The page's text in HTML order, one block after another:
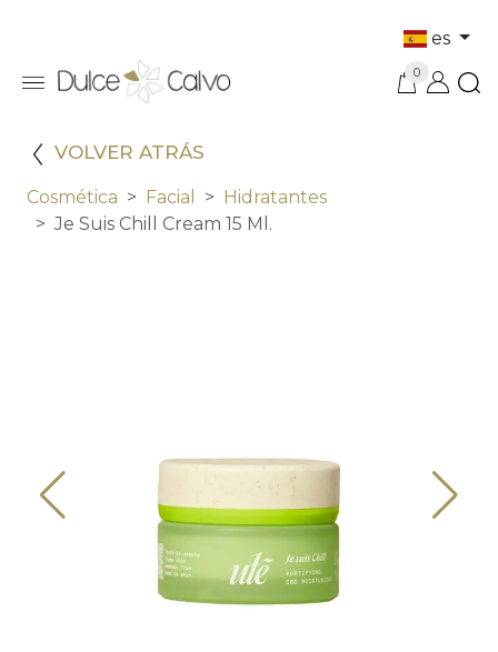
es
0
VOLVER ATRÁS
Cosmética Facial
Hidratantes
Je Suis Chill Cream 15 Ml.